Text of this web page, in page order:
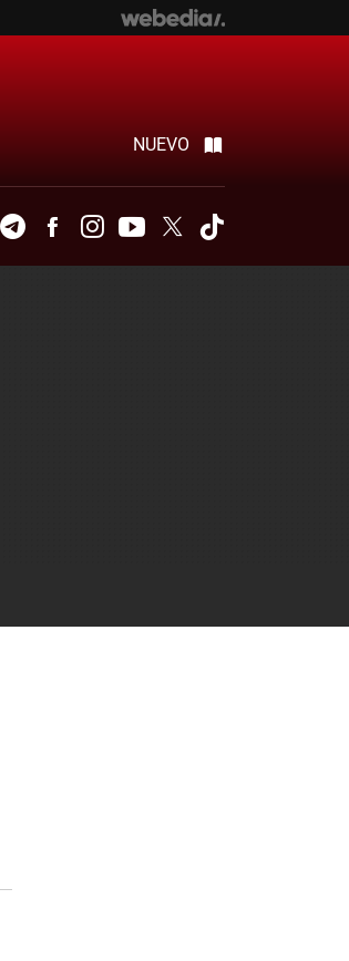
NUEVO
TelegramFacebookInstagramYoutubeTwitter